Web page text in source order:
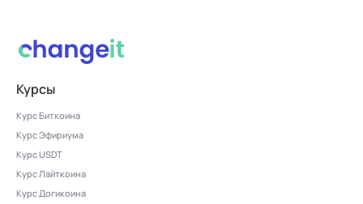
Курсы
Курс Биткоина
Курс Эфириума
Курс USDT
Курс Лайткоина
Курс Догикоина